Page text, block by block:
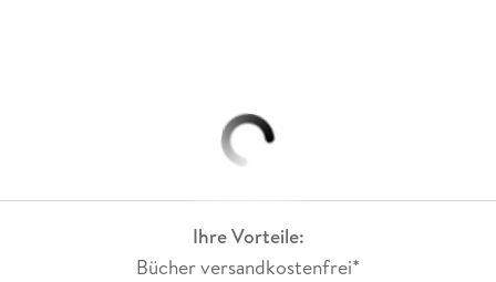
Ihre Vorteile:
Bücher versandkostenfrei*